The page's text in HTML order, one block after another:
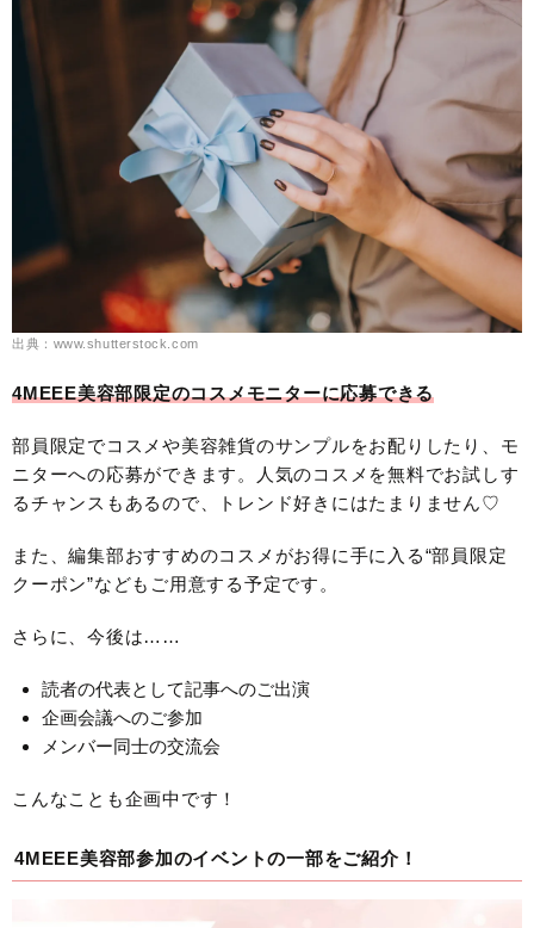
出典：www.shutterstock.com
4MEEE美容部限定のコスメモニターに応募できる
部員限定でコスメや美容雑貨のサンプルをお配りしたり、モ
ニターへの応募ができます。人気のコスメを無料でお試しす
るチャンスもあるので、トレンド好きにはたまりません♡
また、編集部おすすめのコスメがお得に手に入る“部員限定
クーポン”などもご用意する予定です。
さらに、今後は……
読者の代表として記事へのご出演
企画会議へのご参加
メンバー同士の交流会
こんなことも企画中です！
4MEEE美容部参加のイベントの一部をご紹介！